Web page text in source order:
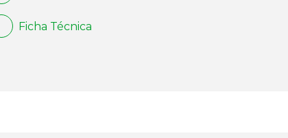
Ficha Técnica